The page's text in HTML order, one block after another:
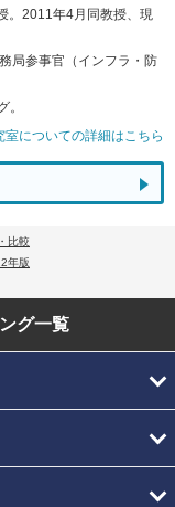
。2011年4月同教授、現
局参事官（インフラ・防
。
についての詳細はこちら
比較
年版
グ一覧